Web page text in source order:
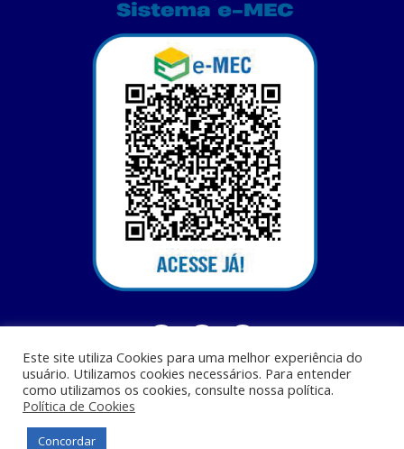
Centro Universitário Santa Terezinha - CEST - Av. Casemiro Junior, 12 - Anil,
Este site utiliza Cookies para uma melhor experiência do
usuário. Utilizamos cookies necessários. Para entender
como utilizamos os cookies, consulte nossa política.
Política de Cookies
Concordar